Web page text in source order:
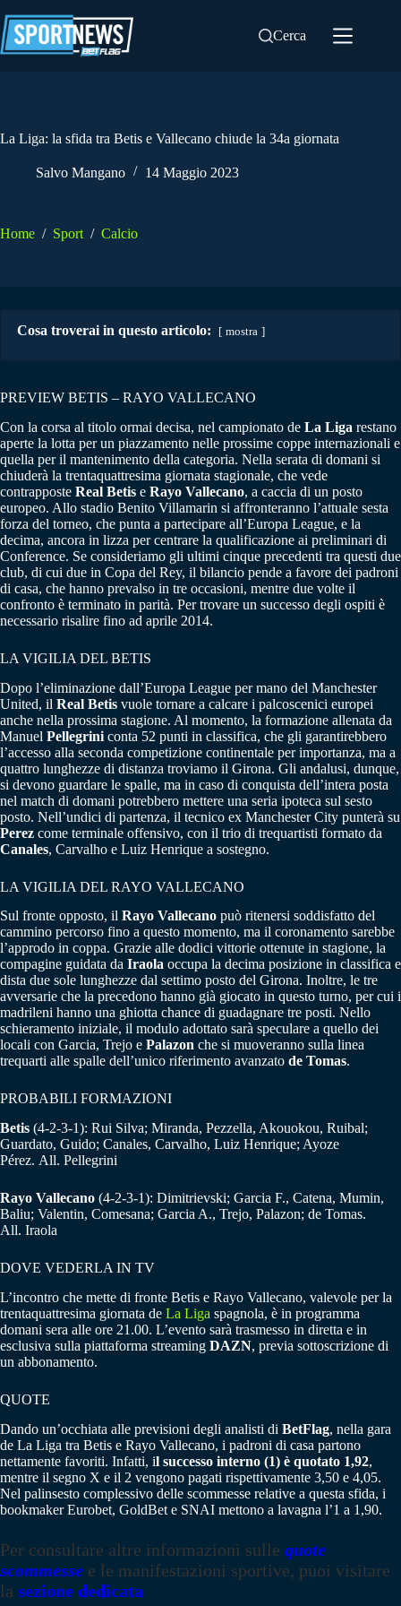
al
contenuto
Cerca
La Liga: la sfida tra Betis e Vallecano chiude la 34a giornata
Salvo Mangano 14 Maggio 2023
Home / Sport / Calcio
Cosa troverai in questo articolo: mostra
PREVIEW BETIS – RAYO VALLECANO
Con la corsa al titolo ormai decisa, nel campionato de La Liga restano
aperte la lotta per un piazzamento nelle prossime coppe internazionali e
quella per il mantenimento della categoria. Nella serata di domani si
chiuderà la trentaquattresima giornata stagionale, che vede
contrapposte Real Betis e Rayo Vallecano, a caccia di un posto
europeo. Allo stadio Benito Villamarin si affronteranno l’attuale sesta
forza del torneo, che punta a partecipare all’Europa League, e la
decima, ancora in lizza per centrare la qualificazione ai preliminari di
Conference. Se consideriamo gli ultimi cinque precedenti tra questi due
club, di cui due in Copa del Rey, il bilancio pende a favore dei padroni
di casa, che hanno prevalso in tre occasioni, mentre due volte il
confronto è terminato in parità. Per trovare un successo degli ospiti è
necessario risalire fino ad aprile 2014.
LA VIGILIA DEL BETIS
Dopo l’eliminazione dall’Europa League per mano del Manchester
United, il Real Betis vuole tornare a calcare i palcoscenici europei
anche nella prossima stagione. Al momento, la formazione allenata da
Manuel Pellegrini conta 52 punti in classifica, che gli garantirebbero
l’accesso alla seconda competizione continentale per importanza, ma a
quattro lunghezze di distanza troviamo il Girona. Gli andalusi, dunque,
si devono guardare le spalle, ma in caso di conquista dell’intera posta
nel match di domani potrebbero mettere una seria ipoteca sul sesto
posto. Nell’undici di partenza, il tecnico ex Manchester City punterà su
Perez come terminale offensivo, con il trio di trequartisti formato da
Canales, Carvalho e Luiz Henrique a sostegno.
LA VIGILIA DEL RAYO VALLECANO
Sul fronte opposto, il Rayo Vallecano può ritenersi soddisfatto del
cammino percorso fino a questo momento, ma il coronamento sarebbe
l’approdo in coppa. Grazie alle dodici vittorie ottenute in stagione, la
compagine guidata da Iraola occupa la decima posizione in classifica e
dista due sole lunghezze dal settimo posto del Girona. Inoltre, le tre
avversarie che la precedono hanno già giocato in questo turno, per cui i
madrileni hanno una ghiotta chance di guadagnare tre posti. Nello
schieramento iniziale, il modulo adottato sarà speculare a quello dei
locali con Garcia, Trejo e Palazon che si muoveranno sulla linea
trequarti alle spalle dell’unico riferimento avanzato de Tomas.
PROBABILI FORMAZIONI
Betis (4-2-3-1): Rui Silva; Miranda, Pezzella, Akouokou, Ruibal;
Guardato, Guido; Canales, Carvalho, Luiz Henrique; Ayoze
Pérez. All. Pellegrini
Rayo Vallecano (4-2-3-1): Dimitrievski; Garcia F., Catena, Mumin,
Baliu; Valentin, Comesana; Garcia A., Trejo, Palazon; de Tomas.
All. Iraola
DOVE VEDERLA IN TV
L’incontro che mette di fronte Betis e Rayo Vallecano, valevole per la
trentaquattresima giornata de La Liga spagnola, è in programma
domani sera alle ore 21.00. L’evento sarà trasmesso in diretta e in
esclusiva sulla piattaforma streaming DAZN, previa sottoscrizione di
un abbonamento.
QUOTE
Dando un’occhiata alle previsioni degli analisti di BetFlag, nella gara
de La Liga tra Betis e Rayo Vallecano, i padroni di casa partono
nettamente favoriti. Infatti, il successo interno (1) è quotato 1,92,
mentre il segno X e il 2 vengono pagati rispettivamente 3,50 e 4,05.
Nel palinsesto complessivo delle scommesse relative a questa sfida, i
bookmaker Eurobet, GoldBet e SNAI mettono a lavagna l’1 a 1,90.
Per consultare altre informazioni sulle quote
scommesse e le manifestazioni sportive, puoi visitare
la sezione dedicata